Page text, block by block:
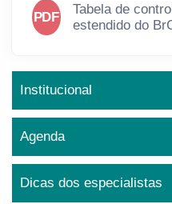
PDF
Tabela de
estendido do
Institucional
Agenda
Dicas dos especialistas